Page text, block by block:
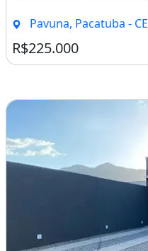
Pavuna, Pacatuba - CE
R$225.000